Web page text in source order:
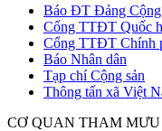
Báo ĐT Đảng Cộng
Cổng TTĐT Quốc
Cổng TTĐT Chính
Báo Nhân dân
Tạp chí Cộng sản
Thông tấn xã Việt
CƠ QUAN THAM